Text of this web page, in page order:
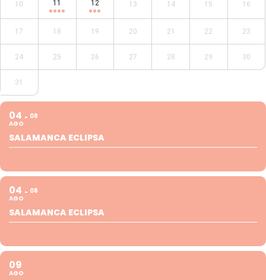
10 11 12 13 14 15 16
17 18 19 20 21 22 23
24 25 26 27 28 29 30
31
04
AGO
08
SALAMANCA ECLIPSA
04
AGO
08
SALAMANCA ECLIPSA
09
AGO